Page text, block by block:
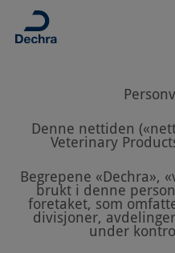
Denne nettiden
Veterinary
Begrepene «Dechra»,
brukt i denne
foretaket, som
divisjoner,
under